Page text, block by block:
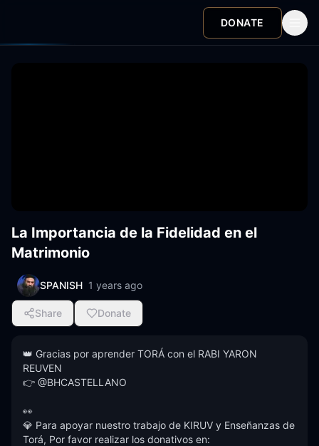
DONATE
La Importancia de la Fidelidad en el
Matrimonio
SPANISH 1 years ago
Share Donate
👑 Gracias por aprender TORÁ con el RABI YARON
REUVEN
👉 @BHCASTELLANO
👀
💎 Para apoyar nuestro trabajo de KIRUV y Enseñanzas de
Torá, Por favor realizar los donativos en: